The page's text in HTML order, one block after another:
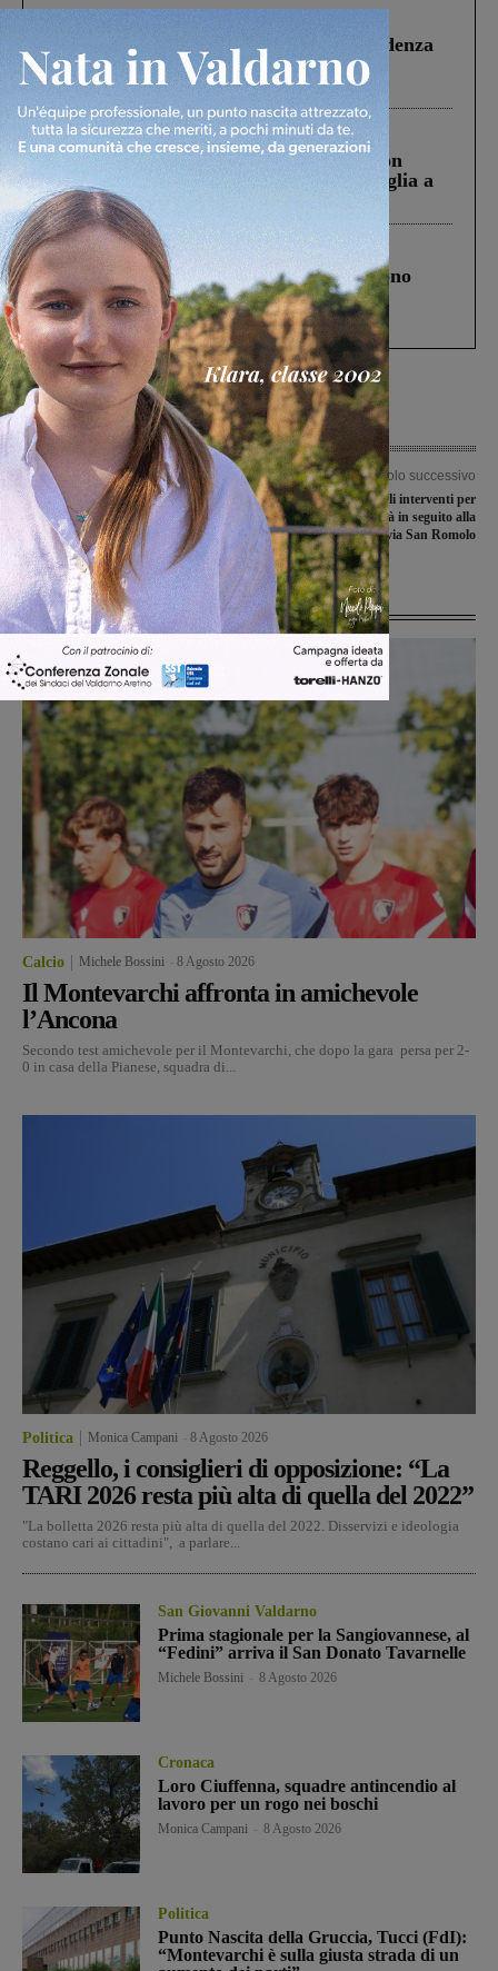
Piscina di Figline finanziata oltre la scadenza
Pnrr, il gruppo di Fratelli d’Italia: “Un
ringraziamento al Governo”
Cronaca 3 Agosto 2026
Scomparso da una struttura di Castiglion
Fiorentino l’uomo che aveva ucciso la figlia a
Levane nel 2020
Cronaca 4 Agosto 2026
Un anno fa la strage in A1 in cui morirono
Gianni, Giulia e Franco. Lo schianto, il
processo, lo stop ai sorpassi fra tir....
Articolo precedente
Figline: aperto il concorso per
disegnare il drappo del 53° Palio di
San Rocco
Articolo successivo
Figline, al via gli interventi per
ripristinare la viabilità in seguito alla
frana di via San Romolo
Ultime Notizie
Calcio Michele Bossini 8 Agosto 2026
Il Montevarchi affronta in amichevole
l’Ancona
Secondo test amichevole per il Montevarchi, che dopo la gara persa per 2-
0 in casa della Pianese, squadra di...
Politica Monica Campani 8 Agosto 2026
Reggello, i consiglieri di opposizione: “La
TARI 2026 resta più alta di quella del 2022”
"La bolletta 2026 resta più alta di quella del 2022. Disservizi e ideologia
costano cari ai cittadini", a parlare...
San Giovanni Valdarno
Prima stagionale per la Sangiovannese, al
“Fedini” arriva il San Donato Tavarnelle
Michele Bossini 8 Agosto 2026
Cronaca
Loro Ciuffenna, squadre antincendio al
lavoro per un rogo nei boschi
Monica Campani 8 Agosto 2026
Politica
Punto Nascita della Gruccia, Tucci (FdI):
“Montevarchi è sulla giusta strada di un